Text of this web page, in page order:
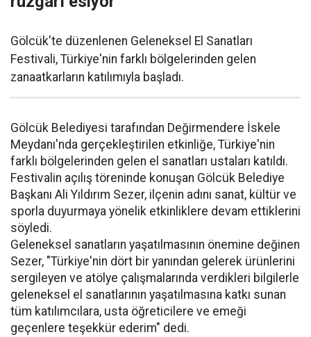
Gölcük'te düzenlenen Geleneksel El Sanatları
Festivali, Türkiye'nin farklı bölgelerinden gelen
zanaatkarların katılımıyla başladı.
Gölcük Belediyesi tarafından Değirmendere İskele
Meydanı'nda gerçekleştirilen etkinliğe, Türkiye'nin
farklı bölgelerinden gelen el sanatları ustaları katıldı.
Festivalin açılış töreninde konuşan Gölcük Belediye
Başkanı Ali Yıldırım Sezer, ilçenin adını sanat, kültür ve
sporla duyurmaya yönelik etkinliklere devam ettiklerini
söyledi.
Geleneksel sanatların yaşatılmasının önemine değinen
Sezer, "Türkiye'nin dört bir yanından gelerek ürünlerini
sergileyen ve atölye çalışmalarında verdikleri bilgilerle
geleneksel el sanatlarının yaşatılmasına katkı sunan
tüm katılımcılara, usta öğreticilere ve emeği
geçenlere teşekkür ederim" dedi.